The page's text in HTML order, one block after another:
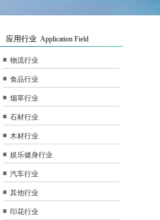
应用行业 Application Field
物流行业
食品行业
烟草行业
石材行业
木材行业
娱乐健身行业
汽车行业
其他行业
印花行业